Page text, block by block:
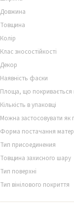
Довжина
Товщина
Колір
Клас зносостійкості
Декор
Наявність фаски
Площа, що
Кількість в упаковці
Можна застосовувати як
Форма постачання
Тип присоединения
Товщина захисного шару
Тип поверхні
Тип вінілового покриття